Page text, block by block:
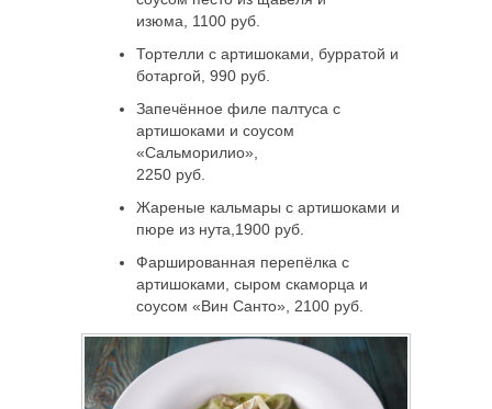
изюма, 1100 руб.
Тортелли с артишоками, бурратой и
ботаргой, 990 руб.
Запечённое филе палтуса с
артишоками и соусом
«Сальморилио»,
2250 руб.
Жареные кальмары с артишоками и
пюре из нута,1900 руб.
Фаршированная перепёлка с
артишоками, сыром скаморца и
соусом «Вин Санто», 2100 руб.